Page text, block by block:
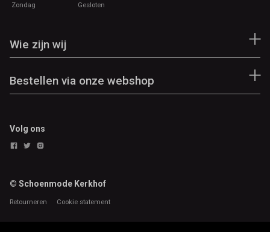
Zondag
Gesloten
Wie zijn wij
Bestellen via onze webshop
Volg ons
© Schoenmode Kerkhof
Retourneren Cookie statement